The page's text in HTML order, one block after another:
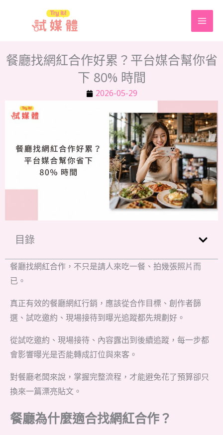
要餐廳找網紅合作好累？平台媒合幫你省
下 80% 時間
2026-05-29
目錄
餐廳找網紅合作，不只是請人來吃一餐、拍幾張照片而
已。
真正有效的餐廳網紅行銷，應該從合作目標、創作者篩
選、試吃邀約、現場接待到曝光追蹤都先規劃好。
從試吃邀約、現場接待、內容露出到後續追蹤，每一步都
會影響曝光是否能轉成訂位與來客。
對餐廳老闆來說，掌握完整流程，才能避免花了預算卻只
換來一篇漂亮貼文。
餐廳為什麼適合找網紅合作？